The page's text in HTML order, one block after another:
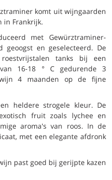
komt uit wijngaarden
in Frankrijk.
met Gewürztraminer-
en geselecteerd. De
tanks bij een
16-18 ° C gedurende 3
4 maanden op de fijne
heldere strogele kleur. De
fruit zoals lychee en
aroma's van roos. In de
met een elegante afdronk
past goed bij gerijpte kazen